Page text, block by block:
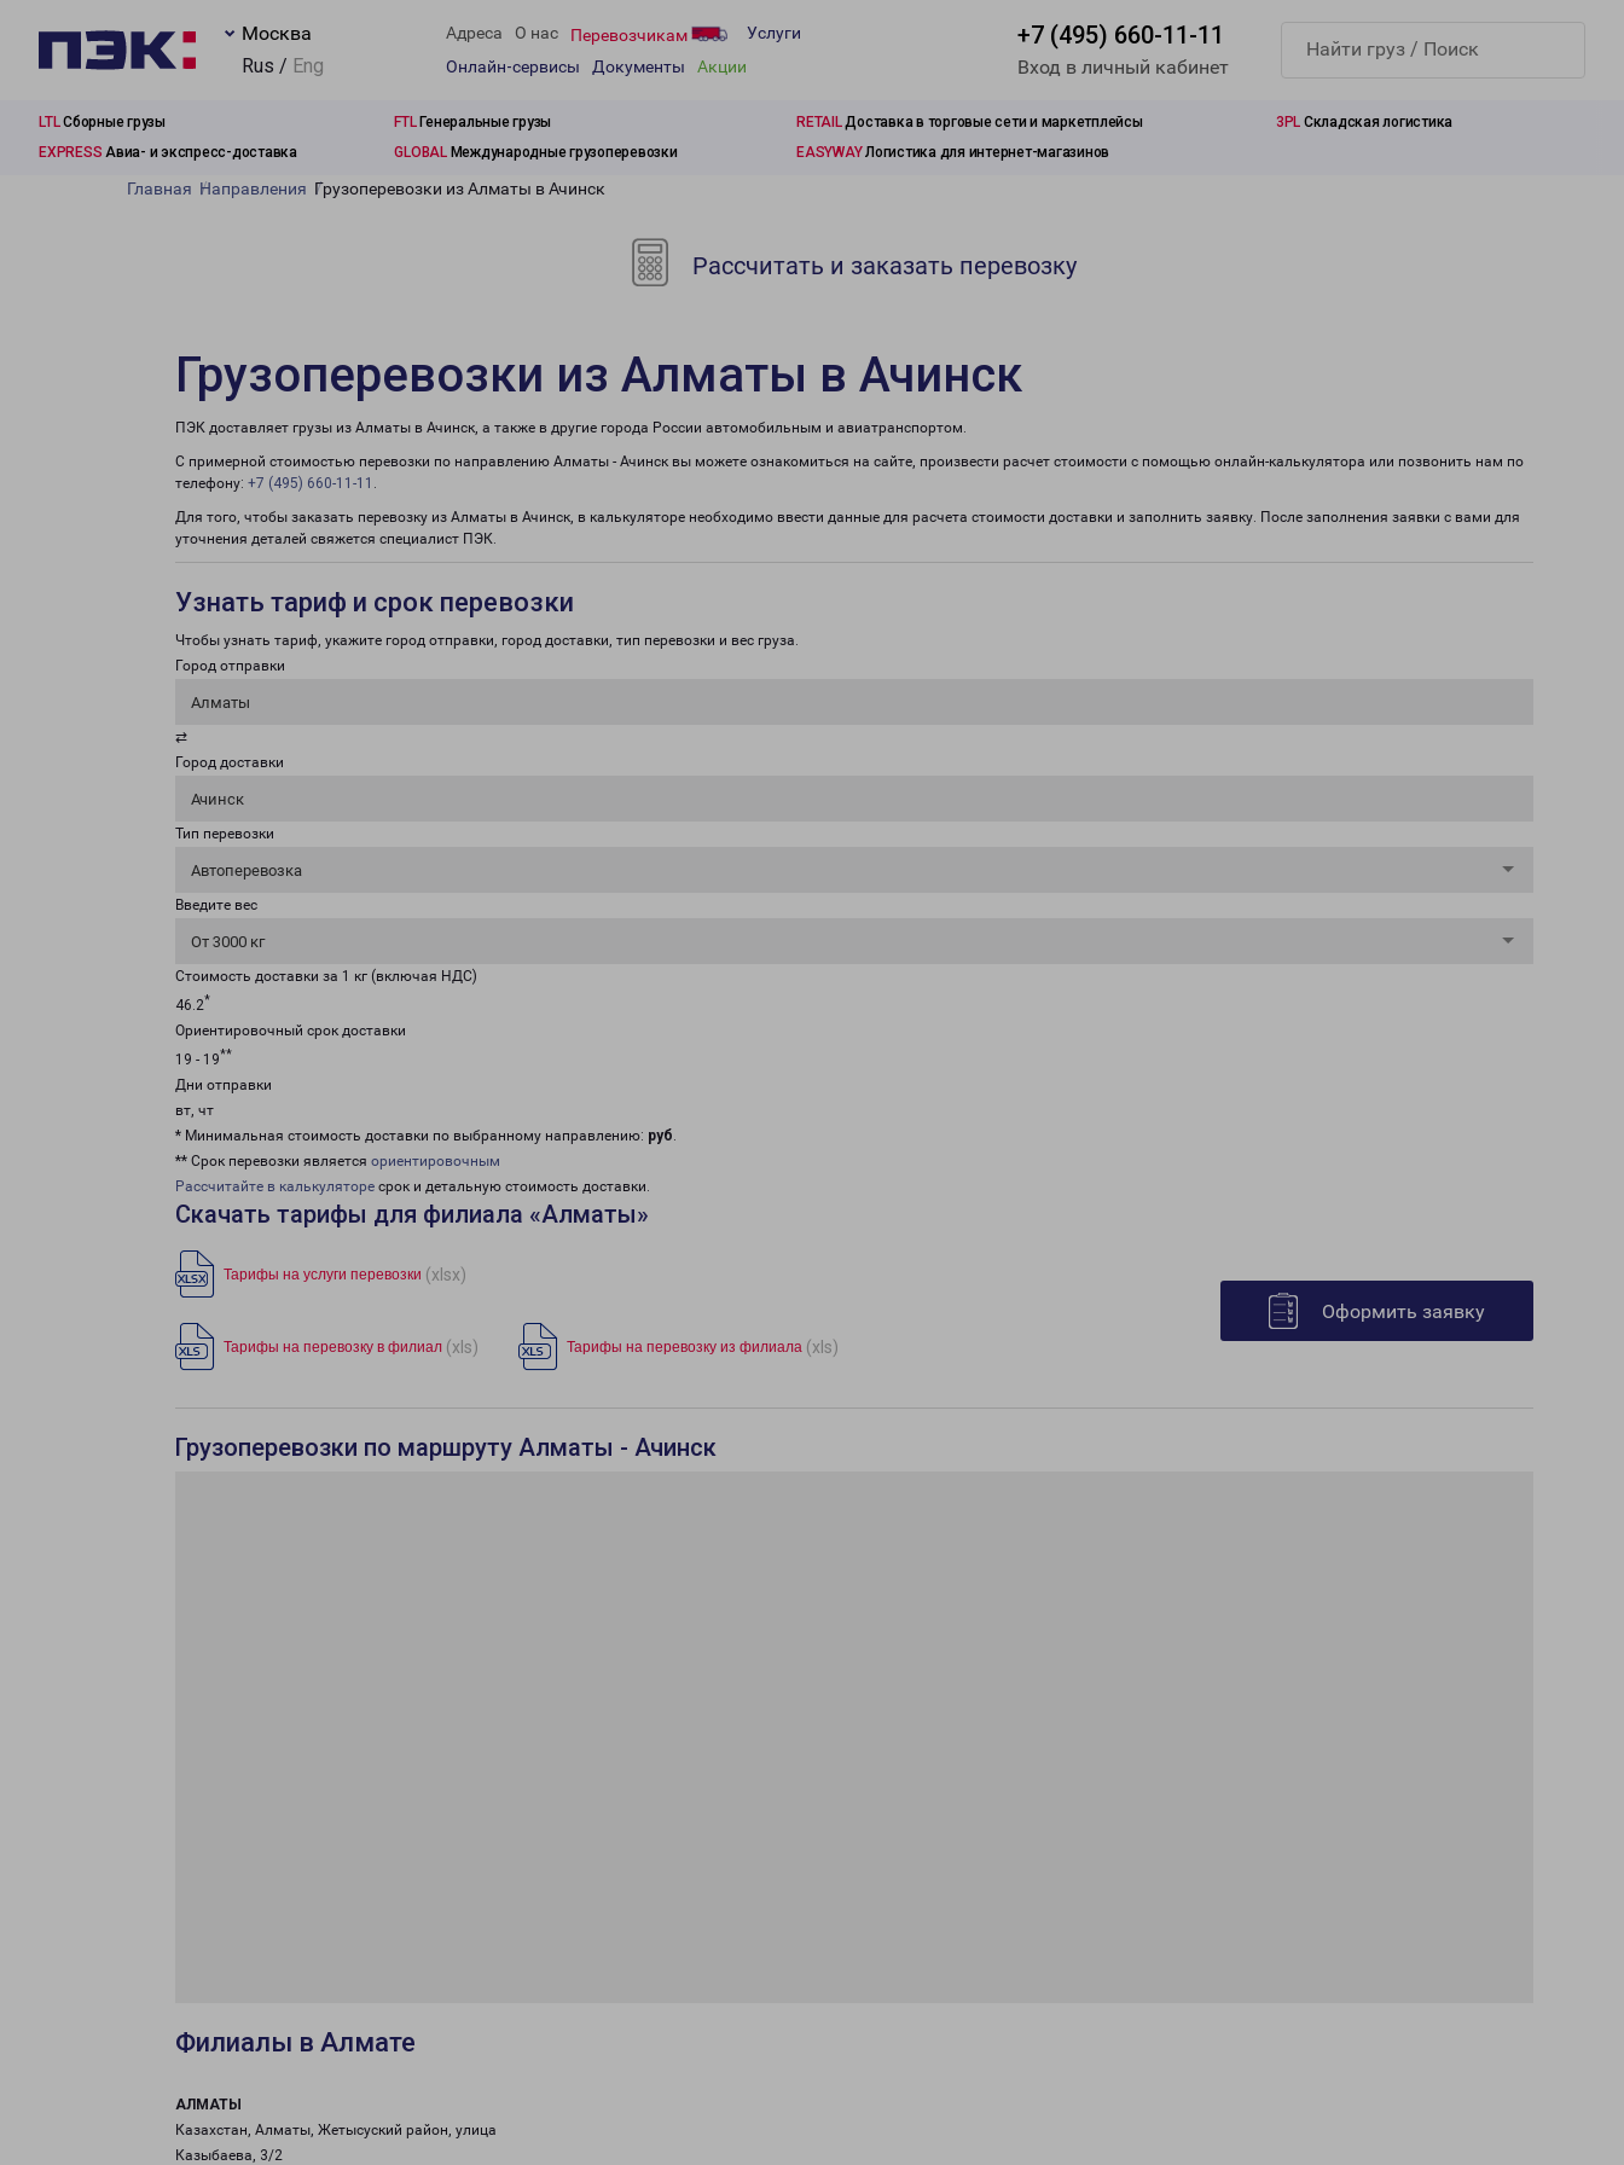
Москва
Rus / Eng
Адреса О нас Перевозчикам
Услуги
Онлайн-сервисы
Документы Акции
+7 (495) 660-11-11
Вход в личный кабинет
LTLСборные грузы FTLГенеральные грузы RETAILДоставка в торговые сети и маркетплейсы 3PL Складская логистика
EXPRESS Авиа- и экспресс-доставка GLOBALМеждународные грузоперевозки EASYWAYЛогистика для интернет-магазинов
Главная Направления Грузоперевозки из Алматы в Ачинск
Рассчитать и заказать перевозку
Грузоперевозки из Алматы в Ачинск
ПЭК доставляет грузы из Алматы в Ачинск, а также в другие города России автомобильным и авиатранспортом.
С примерной стоимостью перевозки по направлению Алматы - Ачинск вы можете ознакомиться на сайте, произвести расчет стоимости с помощью онлайн-калькулятора или позвонить нам по
телефону: +7 (495) 660-11-11 .
Для того, чтобы заказать перевозку из Алматы в Ачинск, в калькуляторе необходимо ввести данные для расчета стоимости доставки и заполнить заявку. После заполнения заявки с вами для
уточнения деталей свяжется специалист ПЭК.
Узнать тариф и срок перевозки
Чтобы узнать тариф, укажите город отправки, город доставки, тип перевозки и вес груза.
Город отправки
Алматы
⇄
Город доставки
Ачинск
Тип перевозки
Автоперевозка
Введите вес
От 3000 кг
Стоимость доставки за 1 кг (включая НДС)
46.2*
Ориентировочный срок доставки
19 - 19**
Дни отправки
вт, чт
* Минимальная стоимость доставки по выбранному направлению: руб.
** Срок перевозки является ориентировочным
Рассчитайте в калькуляторе срок и детальную стоимость доставки.
Скачать тарифы для филиала «Алматы»
Тарифы на услуги перевозки (xlsx)
Тарифы на перевозку в филиал (xls) Тарифы на перевозку из филиала (xls)
Оформить заявку
Грузоперевозки по маршруту Алматы - Ачинск
Филиалы в Алмате
АЛМАТЫ
Казахстан, Алматы, Жетысуский район, улица
Казыбаева, 3/2